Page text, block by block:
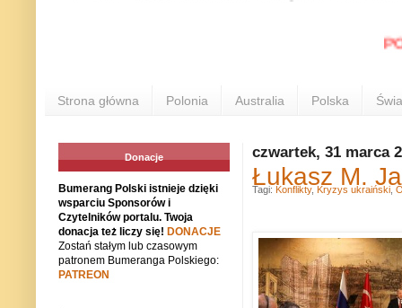
Strona główna Polonia Australia Polska
czwartek, 31 marca
Łukasz M.
Tagi: Konflikty, Kryzys ukraiński
Donacje
Bumerang Polski istnieje dzięki
wsparciu Sponsorów i
Czytelników portalu. Twoja
donacja też liczy się! DONACJE
Zostań stałym lub czasowym
patronem Bumeranga Polskiego:
PATREON